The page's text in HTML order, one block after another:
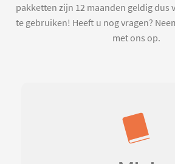
pakketten zijn 12 maanden geldig dus
te gebruiken! Heeft u nog vragen?
met ons op.